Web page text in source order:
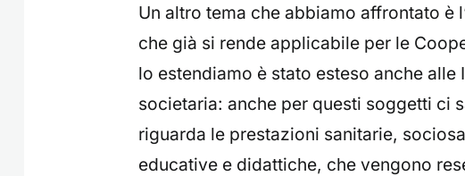
Un altro tema che abbiamo affrontato è
che già si rende applicabile per le
lo estendiamo è stato esteso anche
societaria: anche per questi soggetti ci
riguarda le prestazioni sanitarie,
educative e didattiche, che vengono